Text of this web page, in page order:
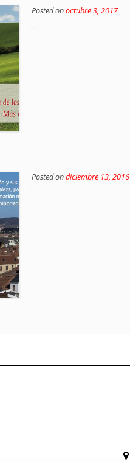
Posted onoctubre 3, 2017
Posted ondiciembre 13, 2016